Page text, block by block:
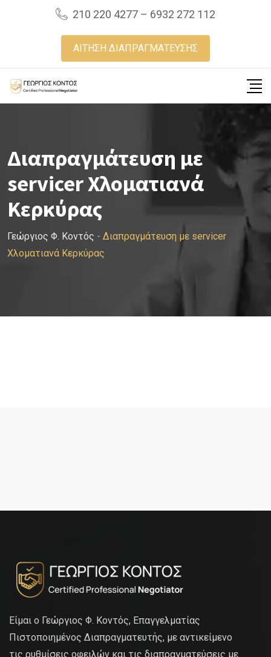
210 220 4277 – 6932 272 112
ΑΙΤΗΣΗ ΔΙΑΠΡΑΓΜΑΤΕΥΣΗΣ
Διαπραγμάτευση με
servicer Χλοματιανά
Κερκύρας
Γεώργιος Φ. Κοντός - Διαπραγμάτευση με servicer
Χλοματιανά Κερκύρας
Είμαι ο Γεώργιος Φ. Κοντός, Επαγγελματίας
Πιστοποιημένος Διαπραγματευτής, με αντικείμενο
τις ρυθμίσεις οφειλών και τις διαπραγματεύσεις με